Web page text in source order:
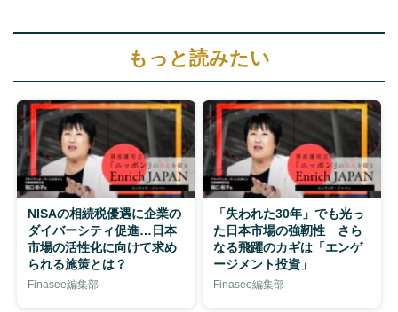
もっと読みたい
NISAの相続税優遇に企業の
ダイバーシティ促進…日本
市場の活性化に向けて求め
られる施策とは？
Finasee編集部
「失われた30年」でも光っ
た日本市場の強靭性 さら
なる飛躍のカギは「エンゲ
ージメント投資」
Finasee編集部